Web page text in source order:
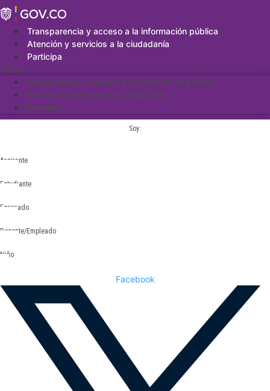
Saltar
al
contenidoTransparencia y acceso a la información pública
Atención y servicios a la ciudadanía
Participa
Menu
Transparencia y acceso a la información pública
Atención y servicios a la ciudadanía
Participa
Soy:
Aspirante
Estudiante
Egresado
Docente/Empleado
Niño
Facebook